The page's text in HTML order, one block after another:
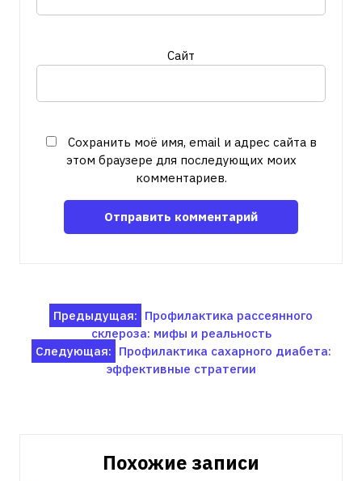
Сайт
Сохранить моё имя, email и адрес сайта в
этом браузере для последующих моих
комментариев.
Навигация
по
записям
Предыдущая: Профилактика рассеянного
склероза: мифы и реальность
Следующая: Профилактика сахарного диабета:
эффективные стратегии
Похожие записи